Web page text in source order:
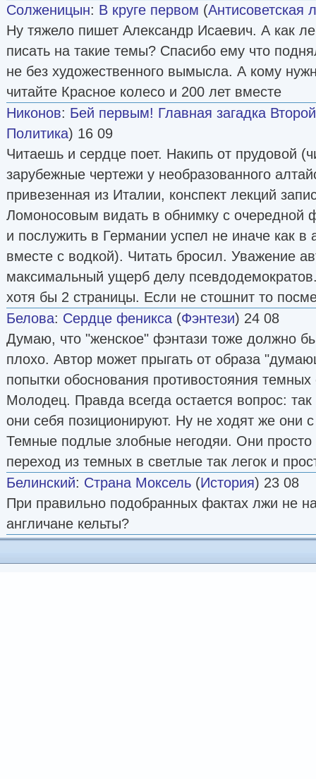
Солженицын: В круге первом (Антисоветская
Ну тяжело пишет Александр Исаевич. А как
писать на такие темы? Спасибо ему что
не без художественного вымысла. А кому
читайте Красное колесо и 200 лет вместе
Никонов: Бей первым! Главная загадка
Политика) 16 09
Читаешь и сердце поет. Накипь от прудовой
зарубежные чертежи у необразованного
привезенная из Италии, конспект лекций
Ломоносовым видать в обнимку с очередной
и послужить в Германии успел не иначе как в
вместе с водкой). Читать бросил. Уважение
максимальный ущерб делу
хотя бы 2 страницы. Если не стошнит то
Белова: Сердце феникса (Фэнтези) 24 08
Думаю, что "женское" фэнтази тоже должно
плохо. Автор может прыгать от образа
попытки обоснования противостояния
Молодец. Правда всегда остается вопрос:
они себя позиционируют. Ну не ходят же они
Темные подлые злобные негодяи. Они просто
переход из темных в светлые так легок и
Белинский: Страна Моксель (История) 23 08
При правильно подобранных фактах лжи не
англичане кельты?